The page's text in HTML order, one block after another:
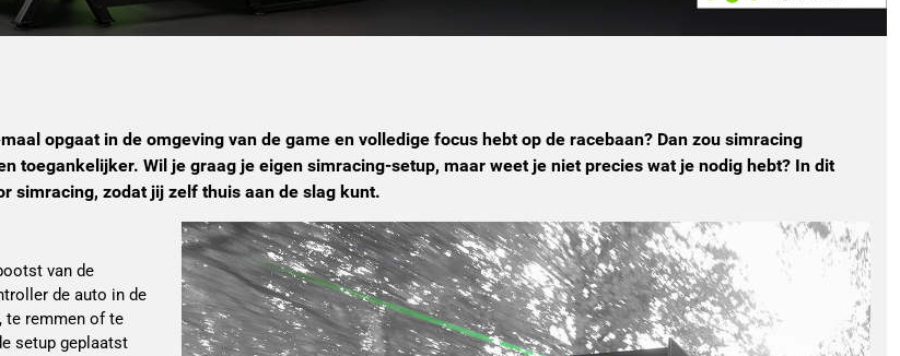
opgaat in de omgeving van de game en volledige focus hebt op de racebaan? Dan zou simracing
toegankelijker. Wil je graag je eigen simracing-setup, maar weet je niet precies wat je nodig hebt? In dit
simracing, zodat jij zelf thuis aan de slag kunt.
van de
de auto in de
te remmen of te
setup geplaatst